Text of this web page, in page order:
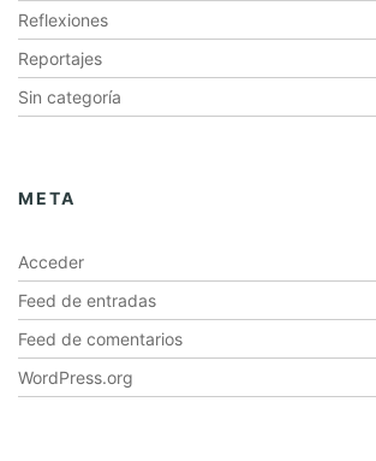
Reflexiones
Reportajes
Sin categoría
META
Acceder
Feed de entradas
Feed de comentarios
WordPress.org